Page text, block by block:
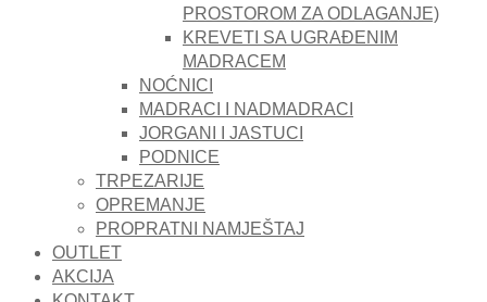
PROSTOROM ZA ODLAGANJE)
KREVETI SA UGRAĐENIM
MADRACEM
NOĆNICI
MADRACI I NADMADRACI
JORGANI I JASTUCI
PODNICE
TRPEZARIJE
OPREMANJE
PROPRATNI NAMJEŠTAJ
OUTLET
AKCIJA